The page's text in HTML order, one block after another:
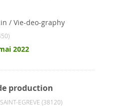
/ Vie-deo-graphy
2022
production
SAINT-EGREVE (38120)